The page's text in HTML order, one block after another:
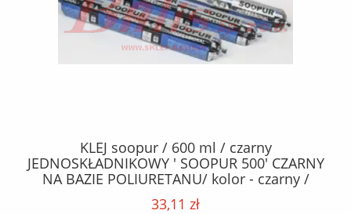
KLEJ soopur / 600 ml / czarny
JEDNOSKŁADNIKOWY ' SOOPUR 500' CZARNY
NA BAZIE POLIURETANU/ kolor - czarny /
karton 20 szt. / pistolet do kleju 307730 /
33,11 zł